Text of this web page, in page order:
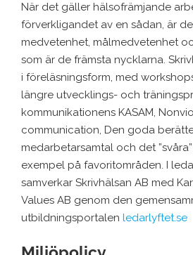
När det gäller hälsofrämjande
förverkligandet av en sådan, är
medvetenhet, målmedvetenhet
som är de främsta nycklarna.
i föreläsningsform, med
längre utvecklings- och
kommunikationens KASAM,
communication, Den goda
medarbetarsamtal och det
exempel på favoritområden. I
samverkar Skrivhälsan AB med
Values AB genom den
utbildningsportalen ledarlyftet.se